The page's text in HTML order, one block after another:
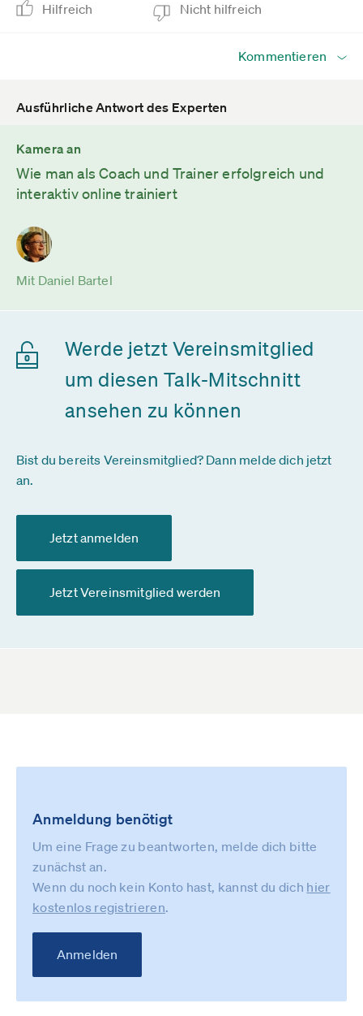
Hilfreich Nicht hilfreich
Kommentieren
Ausführliche Antwort des Experten
Kamera an
Wie man als Coach und Trainer erfolgreich und
interaktiv online trainiert
Mit Daniel Bartel
Werde jetzt Vereinsmitglied
um diesen Talk-Mitschnitt
ansehen zu können
Bist du bereits Vereinsmitglied? Dann melde dich jetzt
an.
Jetzt anmelden
Jetzt Vereinsmitglied werden
Anmeldung benötigt
Um eine Frage zu beantworten, melde dich bitte
zunächst an.
Wenn du noch kein Konto hast, kannst du dich hier
kostenlos registrieren.
Anmelden